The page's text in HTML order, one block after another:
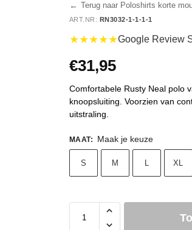
← Terug naar Poloshirts korte
ART.NR: RN3032-1-1-1-1
★★★★★Google Review
€31,95
Comfortabele Rusty Neal polo
knoopsluiting. Voorzien van
uitstraling.
MAAT: Maak je keuze
S M L XL